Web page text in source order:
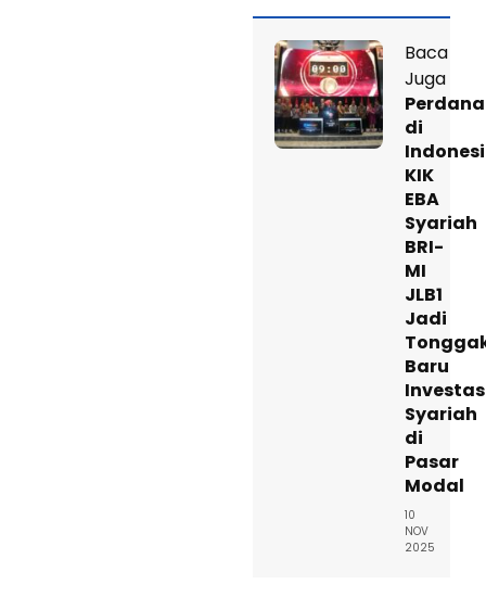
Baca
Juga
Perdana
di
KIK
EBA
Syariah
BRI-
MI
JLB1
Jadi
Baru
Syariah
di
Pasar
Modal
10
NOV
2025